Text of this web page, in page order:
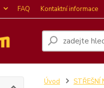
FAQ Kontaktní informace
Úvod STŘEŠNÍ